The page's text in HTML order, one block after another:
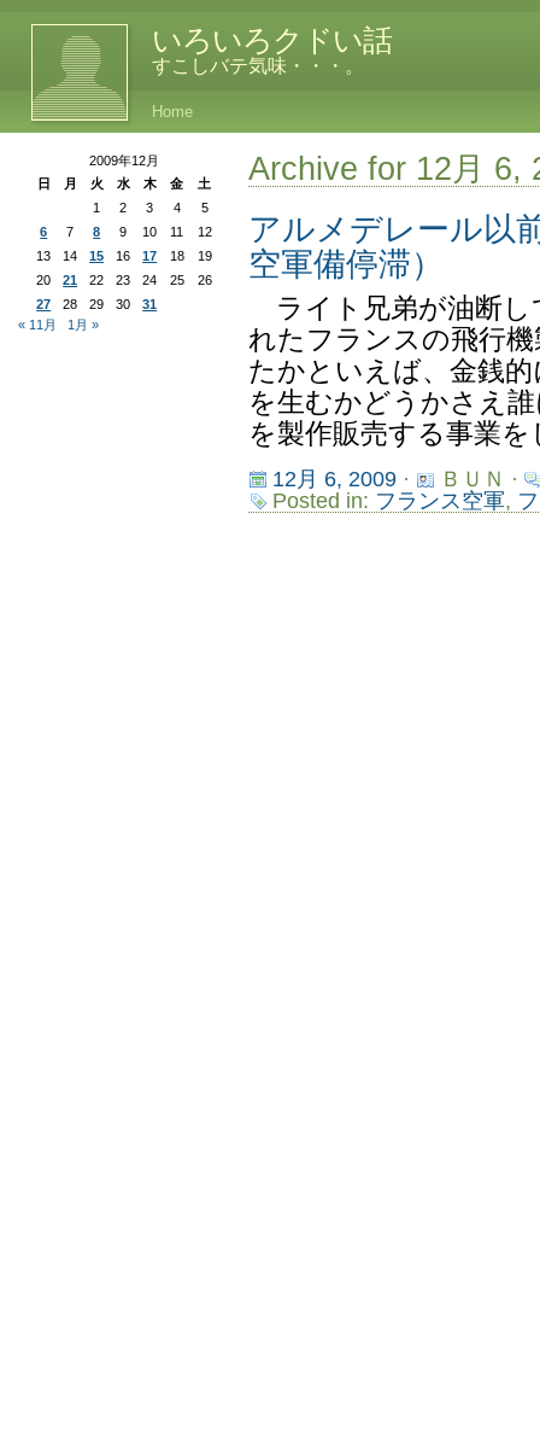
いろいろクドい話
すこしバテ気味・・・。
Home
Archive for 12月 6,
アルメデレール
空軍備停滞）
ライト兄弟が油断し
れたフランスの飛行
たかといえば、金銭
を生むかどうかさえ
を製作販売する事業
12月 6, 2009·
ＢＵＮ ·
Posted in: フランス空軍,
2009年12月
日
月 火 水 木 金
土
1
2 3 4
5
6
7 8 9 10 11
12
13
14 15 16 17 18
19
20
21 22 23 24 25
26
27
28 29 30
31
« 11月
1月 »